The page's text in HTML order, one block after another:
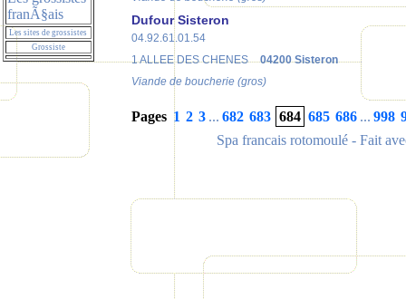
franÃ§ais
Les sites de grossistes
Grossiste
Dufour Sisteron
04.92.61.01.54
1 ALLEE DES CHENES
04200 Sisteron
Viande de boucherie (gros)
Pages 1 2 3 ... 682 683 684 685 686 ... 998
Spa francais rotomoulé - Fait